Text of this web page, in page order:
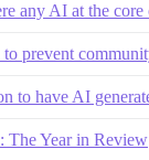
any AI at the
prevent
to have AI
The Year in Review